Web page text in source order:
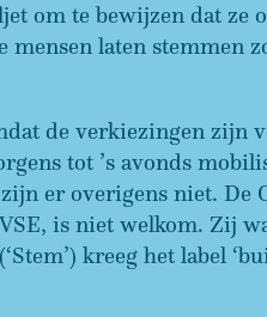
om te bewijzen dat ze
mensen laten stemmen
de verkiezingen zijn
tot ’s avonds
er overigens niet. De
is niet welkom. Zij
kreeg het label